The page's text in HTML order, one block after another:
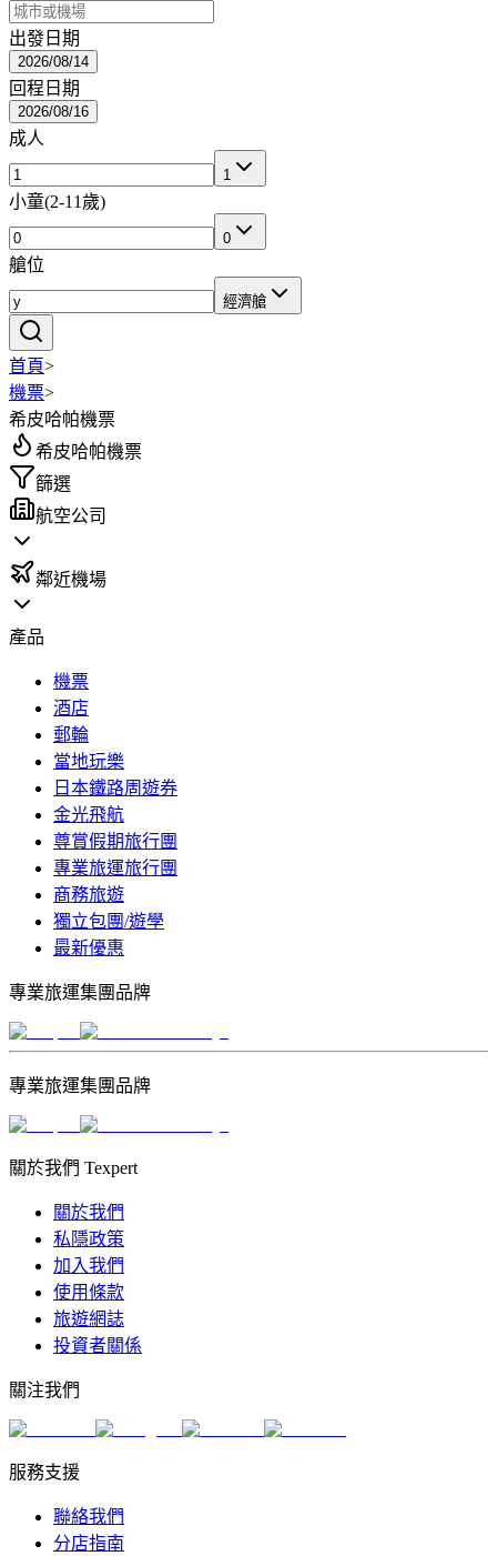
出發日期
2026/08/14
回程日期
2026/08/16
成人
1
小童(2-11歲)
0
艙位
經濟艙
首頁>
機票>
希皮哈帕機票
希皮哈帕機票
篩選
航空公司
鄰近機場
產品
機票
酒店
郵輪
當地玩樂
日本鐵路周遊券
金光飛航
尊賞假期旅行團
專業旅運旅行團
商務旅遊
獨立包團/遊學
最新優惠
專業旅運集團品牌
專業旅運集團品牌
關於我們 Texpert
關於我們
私隱政策
加入我們
使用條款
旅遊網誌
投資者關係
關注我們
服務支援
聯絡我們
分店指南